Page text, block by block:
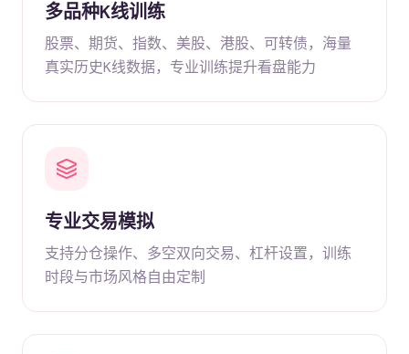
多品种K线训练
股票、期货、指数、美股、港股、可转债，海量
真实历史K线数据，专业训练提升看盘能力
专业交易模拟
支持分仓操作、多空双向交易、杠杆设置，训练
时段与市场风格自由定制